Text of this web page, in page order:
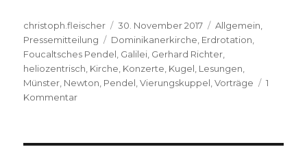
Autor
christoph.fleischer
Veröffentlicht
am
30. November 2017 Kategorien
Allgemein
Pressemitteilung
Schlagwörter
Dominikanerkirche Erdrotation
Foucaltsches Pendel Galilei Gerhard Richter
heliozentrisch Kirche Konzerte Kugel Lesungen
Münster Newton Pendel ,Vierungskuppel ,Vorträge
1
Kommentarzu